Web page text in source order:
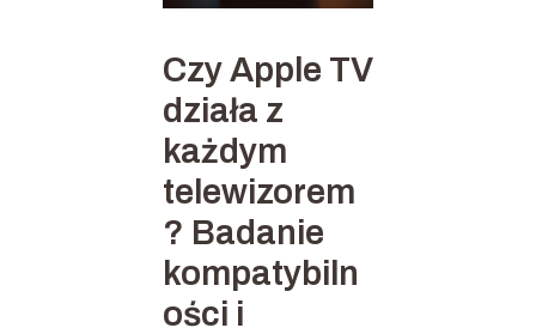
Czy Apple TV
działa z
każdym
telewizorem
? Badanie
kompatybiln
ości i